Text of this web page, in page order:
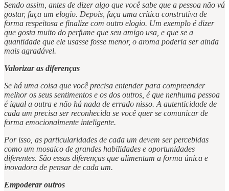
Sendo assim, antes de dizer algo que você sabe que a pessoa não vá
gostar, faça um elogio. Depois, faça uma crítica construtiva de
forma respeitosa e finalize com outro elogio. Um exemplo é dizer
que gosta muito do perfume que seu amigo usa, e que se a
quantidade que ele usasse fosse menor, o aroma poderia ser ainda
mais agradável.
Valorizar as diferenças
Se há uma coisa que você precisa entender para compreender
melhor os seus sentimentos e os dos outros, é que nenhuma pessoa
é igual a outra e não há nada de errado nisso. A autenticidade de
cada um precisa ser reconhecida se você quer se comunicar de
forma emocionalmente inteligente.
Por isso, as particularidades de cada um devem ser percebidas
como um mosaico de grandes habilidades e oportunidades
diferentes. São essas diferenças que alimentam a forma única e
inovadora de pensar de cada um.
Empoderar outros